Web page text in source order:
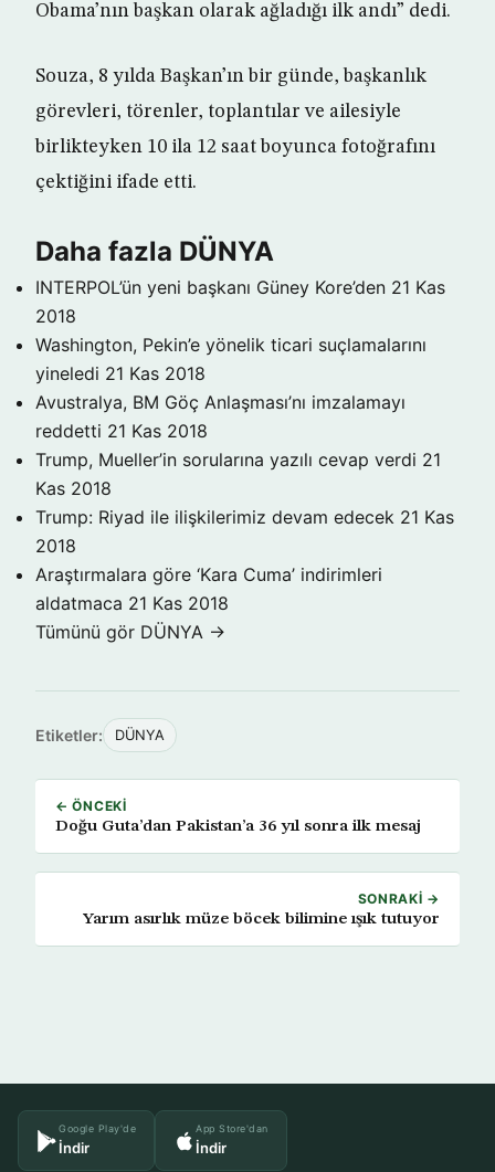
Obama’nın başkan olarak ağladığı ilk andı” dedi.
Souza, 8 yılda Başkan’ın bir günde, başkanlık
görevleri, törenler, toplantılar ve ailesiyle
birlikteyken 10 ila 12 saat boyunca fotoğrafını
çektiğini ifade etti.
Daha fazla DÜNYA
INTERPOL’ün yeni başkanı Güney Kore’den 21 Kas
2018
Washington, Pekin’e yönelik ticari suçlamalarını
yineledi 21 Kas 2018
Avustralya, BM Göç Anlaşması’nı imzalamayı
reddetti 21 Kas 2018
Trump, Mueller’in sorularına yazılı cevap verdi 21
Kas 2018
Trump: Riyad ile ilişkilerimiz devam edecek 21 Kas
2018
Araştırmalara göre ‘Kara Cuma’ indirimleri
aldatmaca 21 Kas 2018
Tümünü gör DÜNYA →
Etiketler: DÜNYA
← ÖNCEKI
Doğu Guta’dan Pakistan’a 36 yıl sonra ilk mesaj
SONRAKI →
Yarım asırlık müze böcek bilimine ışık tutuyor
Google Play'de
İndir
App Store'dan
İndir